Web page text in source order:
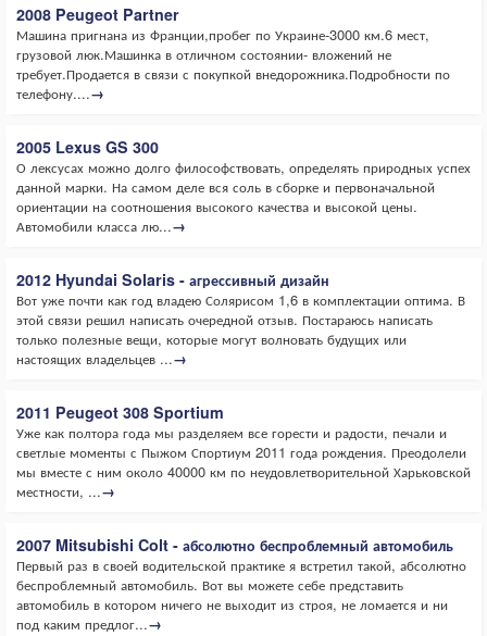
2008 Peugeot Partner
Машина пригнана из Франции,пробег по Украине-3000 км.6 мест,
грузовой люк.Машинка в отличном состоянии- вложений не
требует.Продается в связи с покупкой внедорожника.Подробности по
телефону....→
2005 Lexus GS 300
О лексусах можно долго философствовать, определять природных успех
данной марки. На самом деле вся соль в сборке и первоначальной
ориентации на соотношения высокого качества и высокой цены.
Автомобили класса лю...→
2012 Hyundai Solaris - агрессивный дизайн
Вот уже почти как год владею Солярисом 1,6 в комплектации оптима. В
этой связи решил написать очередной отзыв. Постараюсь написать
только полезные вещи, которые могут волновать будущих или
настоящих владельцев ...→
2011 Peugeot 308 Sportium
Уже как полтора года мы разделяем все горести и радости, печали и
светлые моменты с Пыжом Спортиум 2011 года рождения. Преодолели
мы вместе с ним около 40000 км по неудовлетворительной Харьковской
местности, ...→
2007 Mitsubishi Colt - абсолютно беспроблемный автомобиль
Первый раз в своей водительской практике я встретил такой, абсолютно
беспроблемный автомобиль. Вот вы можете себе представить
автомобиль в котором ничего не выходит из строя, не ломается и ни
под каким предлог...→